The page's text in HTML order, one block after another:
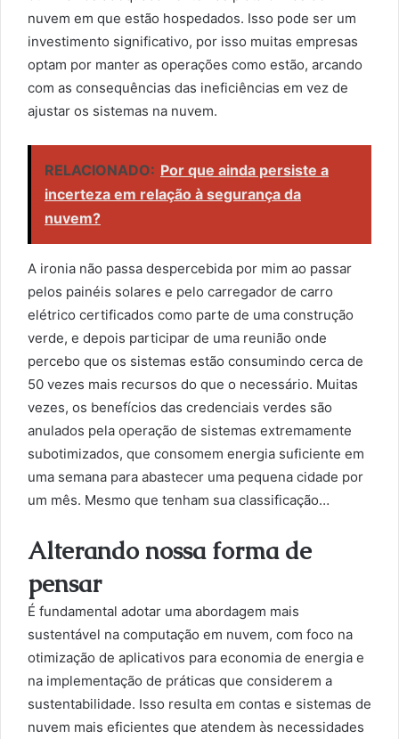
nuvem em que estão hospedados. Isso pode ser um
investimento significativo, por isso muitas empresas
optam por manter as operações como estão, arcando
com as consequências das ineficiências em vez de
ajustar os sistemas na nuvem.
RELACIONADO: Por que ainda persiste a
incerteza em relação à segurança da
nuvem?
A ironia não passa despercebida por mim ao passar
pelos painéis solares e pelo carregador de carro
elétrico certificados como parte de uma construção
verde, e depois participar de uma reunião onde
percebo que os sistemas estão consumindo cerca de
50 vezes mais recursos do que o necessário. Muitas
vezes, os benefícios das credenciais verdes são
anulados pela operação de sistemas extremamente
subotimizados, que consomem energia suficiente em
uma semana para abastecer uma pequena cidade por
um mês. Mesmo que tenham sua classificação…
Alterando nossa forma de
pensar
É fundamental adotar uma abordagem mais
sustentável na computação em nuvem, com foco na
otimização de aplicativos para economia de energia e
na implementação de práticas que considerem a
sustentabilidade. Isso resulta em contas e sistemas de
nuvem mais eficientes que atendem às necessidades